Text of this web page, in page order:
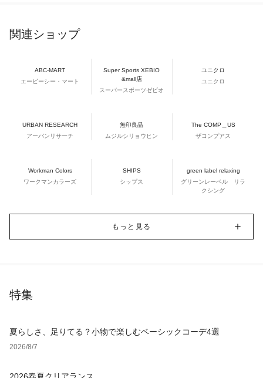
関連ショップ
ABC-MART
エービーシー・マート
Super Sports XEBIO
&mall店
スーパースポーツゼビオ
ユニクロ
ユニクロ
URBAN RESEARCH
アーバンリサーチ
無印良品
ムジルシリョウヒン
The COMP＿US
ザコンプアス
Workman Colors
ワークマンカラーズ
SHIPS
シップス
green label relaxing
グリーンレーベル リラ
クシング
もっと見る
特集
夏らしさ、足りてる？小物で楽しむベーシックコーデ4選
2026/8/7